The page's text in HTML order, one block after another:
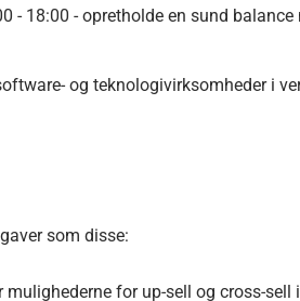
18:00 - opretholde en sund
og teknologivirksomheder i
som disse:
for up-sell og cross-